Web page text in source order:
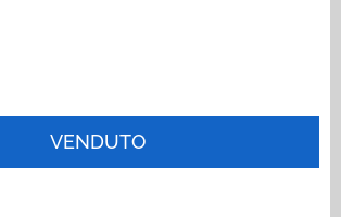
VENDUTO